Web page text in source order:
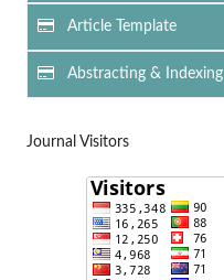
Article Template
Abstracting & Indexing
Journal Visitors